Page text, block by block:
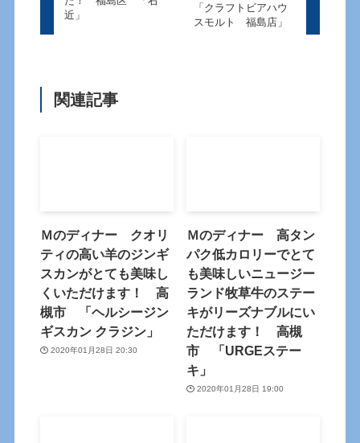
近」
「クラフトビアハウ
スモルト 福島店」
関連記事
Ｍのディナー クオリ
ティの高い羊のジンギ
スカンがとても美味し
くいただけます！ 高
槻市 「ヘルシージン
ギスカン クラジン」
2020年01月28日 20:30
Ｍのディナー 高タン
パク低カロリーでとて
も美味しいニュージー
ランド牧草牛のステー
キがリーズナブルにい
ただけます！ 高槻
市 「URGEステー
キ」
2020年01月28日 19:00